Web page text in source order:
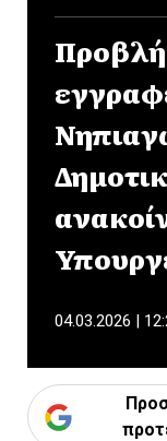
04.03.2026 |